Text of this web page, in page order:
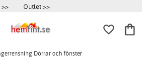
>> Outlet >>
Dörrar och fönster